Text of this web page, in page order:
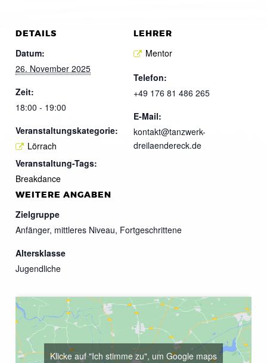
DETAILS
Datum:
26. November 2025
Zeit:
18:00 - 19:00
Veranstaltungskategorie:
Lörrach
Veranstaltung-Tags:
Breakdance
LEHRER
Mentor
Telefon:
+49 176 81 486 265
E-Mail:
kontakt@tanzwerk-
dreilaendereck.de
WEITERE ANGABEN
Zielgruppe
Anfänger, mittleres Niveau, Fortgeschrittene
Altersklasse
Jugendliche
Klicke auf "Ich stimme zu", um Google maps